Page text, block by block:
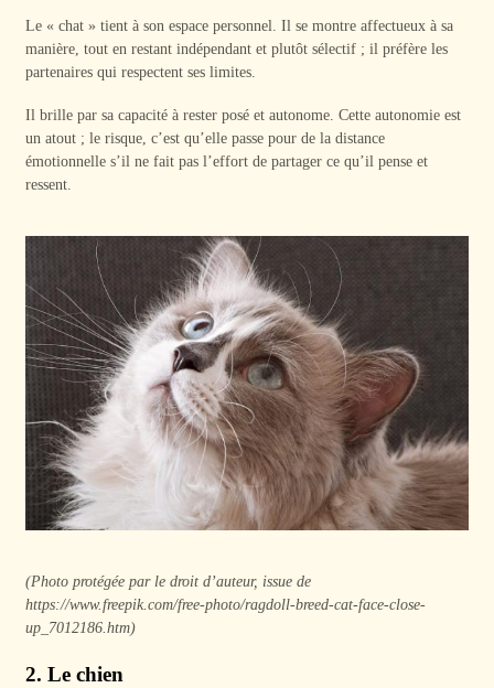
Le « chat » tient à son espace personnel. Il se montre affectueux à sa
manière, tout en restant indépendant et plutôt sélectif ; il préfère les
partenaires qui respectent ses limites.
Il brille par sa capacité à rester posé et autonome. Cette autonomie est
un atout ; le risque, c’est qu’elle passe pour de la distance
émotionnelle s’il ne fait pas l’effort de partager ce qu’il pense et
ressent.
(Photo protégée par le droit d’auteur, issue de
https://www.freepik.com/free-photo/ragdoll-breed-cat-face-close-
up_7012186.htm)
2. Le chien